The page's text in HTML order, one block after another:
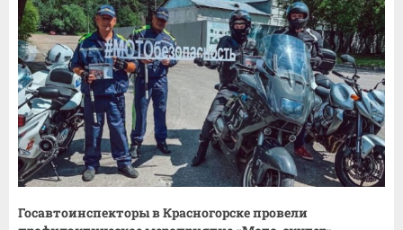
Госавтоинспекторы в Красногорске провели